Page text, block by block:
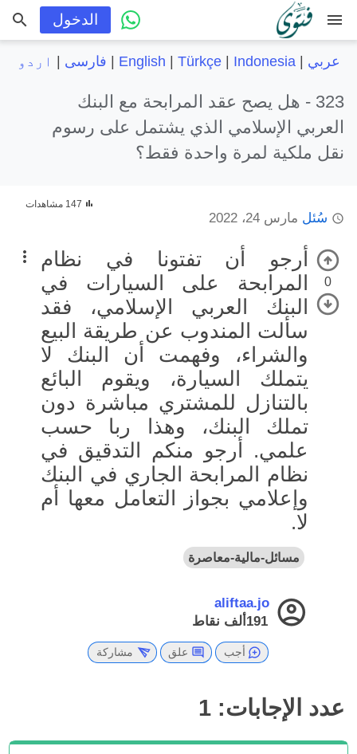
menu الدخول
عربي |
English Türkçe| Indonesia فارسی اردو
323 -
هل يصح عقد المرابحة مع البنك
العربي الإسلامي الذي يشتمل على رسوم
نقل ملكية لمرة واحدة فقط؟
سُئل مارس 24، 2022
147 مشاهدات
0
أرجو أن تفتونا في نظام
المرابحة على السيارات في
البنك العربي الإسلامي، فقد
سألت المندوب عن طريقة البيع
والشراء، وفهمت أن البنك لا
يتملك السيارة، ويقوم البائع
بالتنازل للمشتري مباشرة دون
تملك البنك، وهذا ربا حسب
علمي. أرجو منكم التدقيق في
نظام المرابحة الجاري في البنك
وإعلامي بجواز التعامل معها أم
لا.
مسائل-مالية-معاصرة
aliftaa.jo
191ألف
نقاط
أجب علق مشاركة
عدد الإجابات: 1